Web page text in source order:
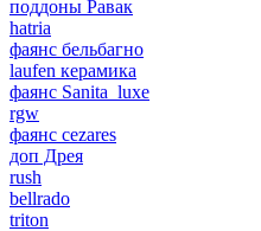
поддоны Равак
hatria
фаянс бельбагно
laufen керамика
фаянс Sanita_luxe
rgw
фаянс cezares
доп Дрея
rush
bellrado
triton